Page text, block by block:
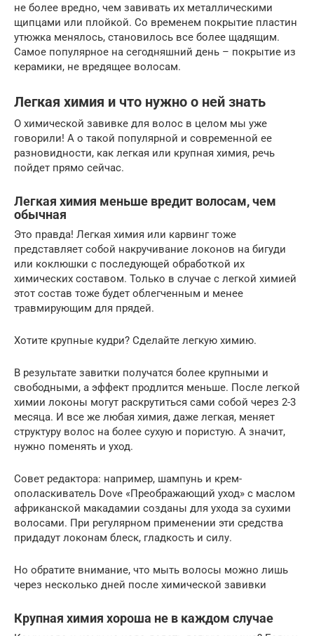
не более вредно, чем завивать их металлическими
щипцами или плойкой. Со временем покрытие пластин
утюжка менялось, становилось все более щадящим.
Самое популярное на сегодняшний день – покрытие из
керамики, не вредящее волосам.
Легкая химия и что нужно о ней знать
О химической завивке для волос в целом мы уже
говорили! А о такой популярной и современной ее
разновидности, как легкая или крупная химия, речь
пойдет прямо сейчас.
Легкая химия меньше вредит волосам, чем
обычная
Это правда! Легкая химия или карвинг тоже
представляет собой накручивание локонов на бигуди
или коклюшки с последующей обработкой их
химических составом. Только в случае с легкой химией
этот состав тоже будет облегченным и менее
травмирующим для прядей.
Хотите крупные кудри? Сделайте легкую химию.
В результате завитки получатся более крупными и
свободными, а эффект продлится меньше. После легкой
химии локоны могут раскрутиться сами собой через 2-3
месяца. И все же любая химия, даже легкая, меняет
структуру волос на более сухую и пористую. А значит,
нужно поменять и уход.
Совет редактора: например, шампунь и крем-
ополаскиватель Dove «Преображающий уход» с маслом
африканской макадамии созданы для ухода за сухими
волосами. При регулярном применении эти средства
придадут локонам блеск, гладкость и силу.
Но обратите внимание, что мыть волосы можно лишь
через несколько дней после химической завивки
Крупная химия хороша не в каждом случае